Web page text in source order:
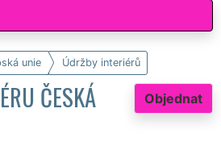
unie Údržby interiérů
Objednat
ČESKÁ